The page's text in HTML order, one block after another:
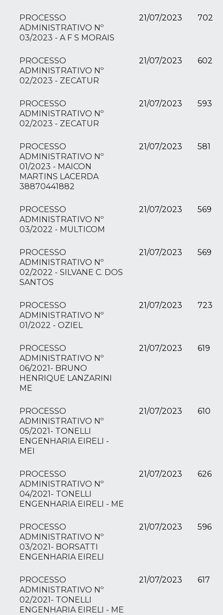
PROCESSO
ADMINISTRATIVO Nº
03/2023 - A F S MORAIS
21/07/2023 702
PROCESSO
ADMINISTRATIVO Nº
02/2023 - ZECATUR
21/07/2023 602
PROCESSO
ADMINISTRATIVO Nº
02/2023 - ZECATUR
21/07/2023 593
PROCESSO
ADMINISTRATIVO Nº
01/2023 - MAICON
MARTINS LACERDA
38870441882
21/07/2023 581
PROCESSO
ADMINISTRATIVO Nº
03/2022 - MULTICOM
21/07/2023 569
PROCESSO
ADMINISTRATIVO Nº
02/2022 - SILVANE C. DOS
SANTOS
21/07/2023 569
PROCESSO
ADMINISTRATIVO Nº
01/2022 - OZIEL
21/07/2023 723
PROCESSO
ADMINISTRATIVO Nº
06/2021- BRUNO
HENRIQUE LANZARINI
ME
21/07/2023 619
PROCESSO
ADMINISTRATIVO Nº
05/2021- TONELLI
ENGENHARIA EIRELI -
MEI
21/07/2023 610
PROCESSO
ADMINISTRATIVO Nº
04/2021- TONELLI
ENGENHARIA EIRELI - ME
21/07/2023 626
PROCESSO
ADMINISTRATIVO Nº
03/2021- BORSATTI
ENGENHARIA EIRELI
21/07/2023 596
PROCESSO
ADMINISTRATIVO Nº
02/2021- TONELLI
ENGENHARIA EIRELI - ME
21/07/2023 617